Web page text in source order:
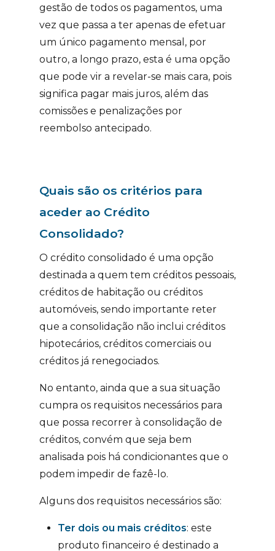
gestão de todos os pagamentos, uma
vez que passa a ter apenas de efetuar
um único pagamento mensal, por
outro, a longo prazo, esta é uma opção
que pode vir a revelar-se mais cara, pois
significa pagar mais juros, além das
comissões e penalizações por
reembolso antecipado.
Quais são os critérios para
aceder ao Crédito
Consolidado?
O crédito consolidado é uma opção
destinada a quem tem créditos pessoais,
créditos de habitação ou créditos
automóveis, sendo importante reter
que a consolidação não inclui créditos
hipotecários, créditos comerciais ou
créditos já renegociados.
No entanto, ainda que a sua situação
cumpra os requisitos necessários para
que possa recorrer à consolidação de
créditos, convém que seja bem
analisada pois há condicionantes que o
podem impedir de fazê-lo.
Alguns dos requisitos necessários são:
Ter dois ou mais créditos: este
produto financeiro é destinado a